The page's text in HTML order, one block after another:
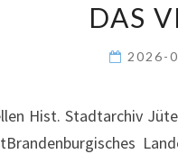
DAS
2026-
Hist. Stadtarchiv